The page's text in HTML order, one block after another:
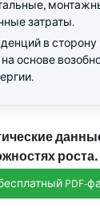
затраты.
в сторону
основе
роста.
PDF-